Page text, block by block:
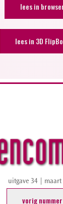
lees in
lees in 3D
uitgave 34 | maart
vorig nummer